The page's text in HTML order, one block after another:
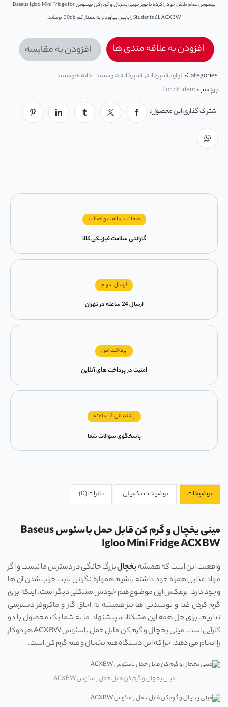
بیسوس تمام تلاش خود را کرده تا نویز مینی یخچال و گرم کن بیسوس Baseus Igloo Mini Fridge for
Students 6L ACXBW را پایین بیاورد و به مقدار کم 30db برساند.
افزودن به علاقه مندی ها افزودن به مقایسه
Categories: لوازم آشپزخانه,آشپزخانه هوشمند, خانه هوشمند
برچسب:For Student
اشتراک گذاری این محصول:
ضمانت سلامت و اصالت
گارانتی سلامت فیزیکی کالا
ارسال سریع
ارسال 24 ساعته در تهران
پرداخت امن
امنیت در پرداخت های آنلاین
پشتیبانی 12ساعته
پاسخگوی سوالات شما
توضیحات توضیحات تکمیلی نظرات (0)
مینی یخچال و گرم کن قابل حمل باسئوس Baseus
Igloo Mini Fridge ACXBW
واقعیت این است که همیشهیخچالبزرگ خانگی در دسترس ما نیست و اگر
مواد غذایی همراه خود داشته باشیم همواره نگرانی بابت خراب شدن آن ها
وجود دارد. برعکس این موضوع هم خودش مشکلی دیگر است. اینکه برای
گرم کردن غذا و نوشیدنی ها نیز همیشه به اجاق گاز و ماکروفر دسترسی
نداریم. برای حل همه این مشکلات، پیشنهاد ما به شما یک محصول با دو
کارآیی است. مینی یخچال و گرم کن قابل حمل باسئوس ACXBW هر دوکار
را انجام می دهد. چرا که این دستگاه هم یخچال و هم گرم کن است.
مینی یخچال و گرم کن قابل حمل باسئوس ACXBW